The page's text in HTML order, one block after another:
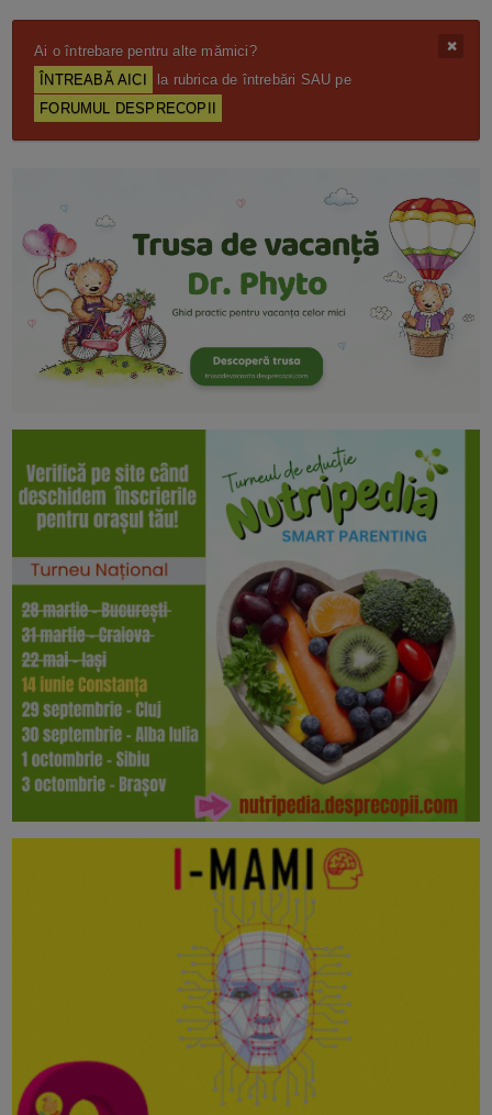
Ai o întrebare pentru alte mămici?
ÎNTREABĂ AICI
la rubrica de întrebări SAU pe
FORUMUL DESPRECOPII